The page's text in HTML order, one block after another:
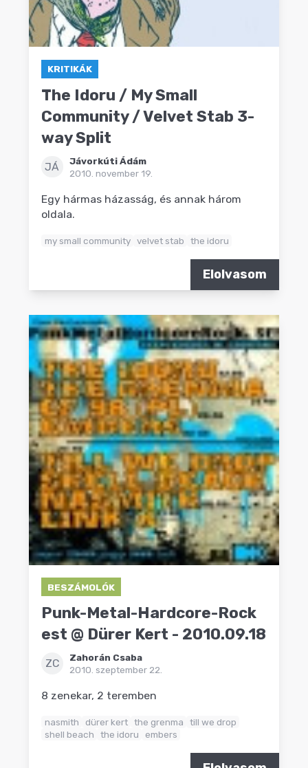
KRITIKÁK
The Idoru / My Small
Community / Velvet Stab 3-
way Split
JÁ
Jávorkúti Ádám
2010. november 19.
Egy hármas házasság, és annak három
oldala.
my small community velvet stab the idoru
Elolvasom
BESZÁMOLÓK
Punk-Metal-Hardcore-Rock
est @ Dürer Kert - 2010.09.18
ZC
Zahorán Csaba
2010. szeptember 22.
8 zenekar, 2 teremben
nasmith dürer kert the grenma
till we drop
shell beach
the idoru embers